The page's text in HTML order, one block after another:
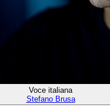
Voce italiana
Stefano Brusa